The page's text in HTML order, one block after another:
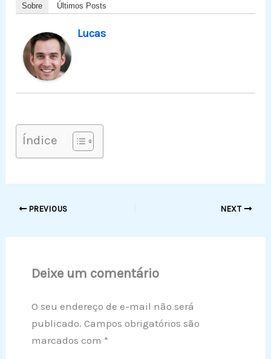
Sobre Últimos Posts
Lucas
Índice
PREVIOUS NEXT
Deixe um comentário
O seu endereço de e-mail não será
publicado. Campos obrigatórios são
marcados com *